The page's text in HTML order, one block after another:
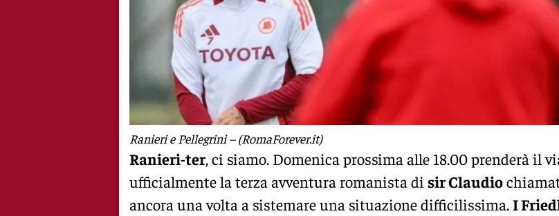
Ranieri e Pellegrini – (RomaForever.it)
Ranieri-ter, ci siamo. Domenica prossima alle 18.00 prenderà il
ufficialmente la terza avventura romanista di sir Claudio
ancora una volta a sistemare una situazione difficilissima.I